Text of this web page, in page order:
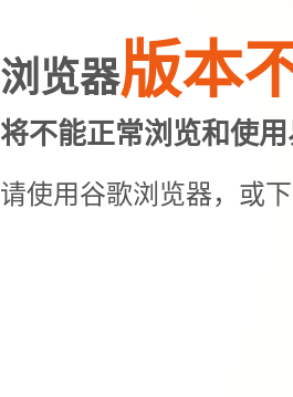
浏览器版本
将不能正常浏览和使
请使用谷歌浏览器，或